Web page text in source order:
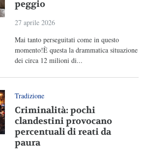
peggio
27 aprile 2026
Mai tanto perseguitati come in questo
momento!È questa la drammatica situazione
dei circa 12 milioni di...
Tradizione
Criminalità: pochi
clandestini provocano
percentuali di reati da
paura